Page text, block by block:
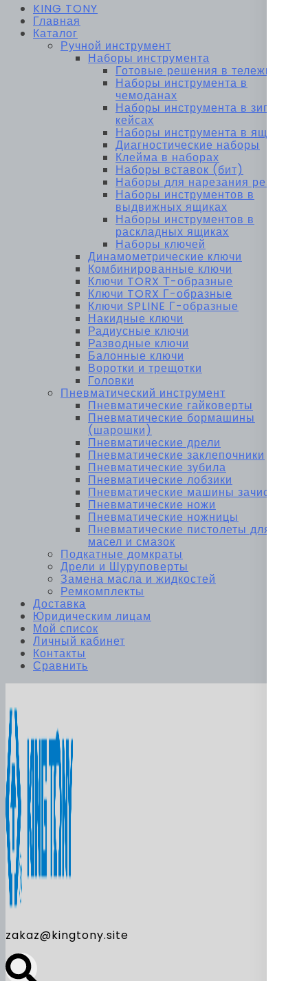
KING TONY
Главная
Каталог
Ручной инструмент
Наборы инструмента
Готовые решения в тележках
Наборы инструмента в
чемоданах
Наборы инструмента в зип-
кейсах
Наборы инструмента в ящиках
Диагностические наборы
Клейма в наборах
Наборы вставок (бит)
Наборы для нарезания резьбы
Наборы инструментов в
выдвижных ящиках
Наборы инструментов в
раскладных ящиках
Наборы ключей
Динамометрические ключи
Комбинированные ключи
Ключи TORX Т-образные
Ключи TORX Г-образные
Ключи SPLINE Г-образные
Накидные ключи
Радиусные ключи
Разводные ключи
Балонные ключи
Воротки и трещотки
Головки
Пневматический инструмент
Пневматические гайковерты
Пневматические бормашины
(шарошки)
Пневматические дрели
Пневматические заклепочники
Пневматические зубила
Пневматические лобзики
Пневматические машины зачистные
Пневматические ножи
Пневматические ножницы
Пневматические пистолеты для
масел и смазок
Подкатные домкраты
Дрели и Шуруповерты
Замена масла и жидкостей
Ремкомплекты
Доставка
Юридическим лицам
Мой список
Личный кабинет
Контакты
Сравнить
zakaz@kingtony.site